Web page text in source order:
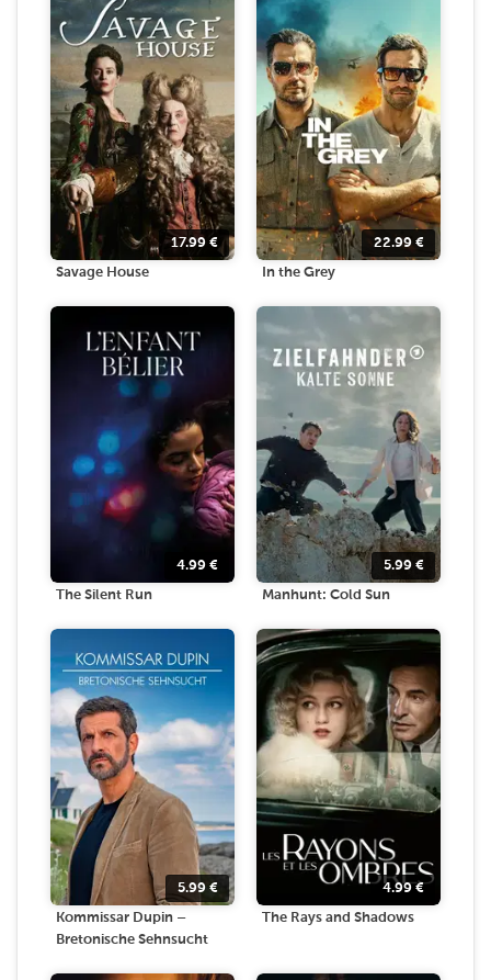
17.99 €
Savage House
22.99 €
In the Grey
4.99 €
The Silent Run
5.99 €
Manhunt: Cold Sun
5.99 €
Kommissar Dupin –
Bretonische Sehnsucht
4.99€
The Rays and Shadows